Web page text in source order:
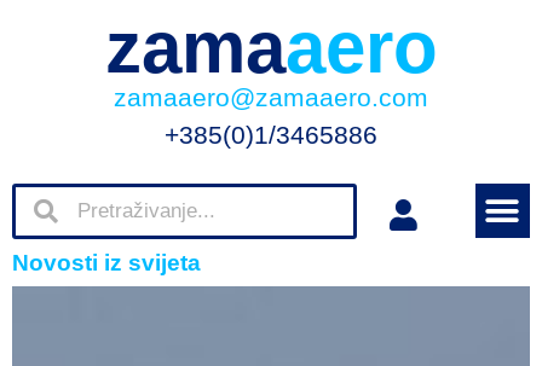
zamaaero
zamaaero@zamaaero.com
+385(0)1/3465886
Novosti iz svijeta